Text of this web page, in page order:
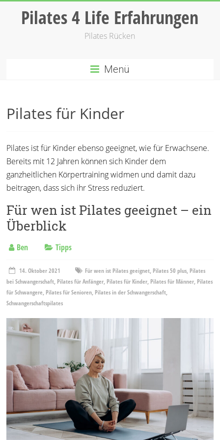
springenPilates 4 Life Erfahrungen
Pilates Rücken
Menü
Pilates für Kinder
Pilates ist für Kinder ebenso geeignet, wie für Erwachsene.
Bereits mit 12 Jahren können sich Kinder dem
ganzheitlichen Körpertraining widmen und damit dazu
beitragen, dass sich ihr Stress reduziert.
Für wen ist Pilates geeignet – ein
Überblick
Ben Tipps
14. Oktober 2021 Für wen ist Pilates geeignet, Pilates 50 plus, Pilates
bei Schwangerschaft, Pilates für Anfänger, Pilates für Kinder, Pilates für Männer, Pilates
für Schwangere, Pilates für Senioren, Pilates in der Schwangerschaft,
Schwangerschaftspilates